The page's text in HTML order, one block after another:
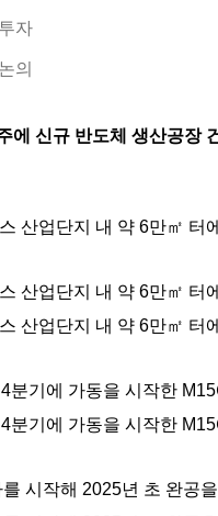
자
의
에 신규 반도체 생산공장
산업단지 내 약 6만㎡ 터
산업단지 내 약 6만㎡ 터
산업단지 내 약 6만㎡ 터
분기에 가동을 시작한
분기에 가동을 시작한
시작해 2025년 초 완공